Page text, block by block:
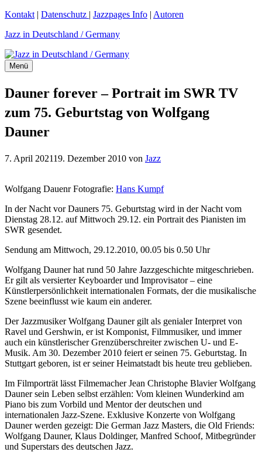
Zum
springen
Kontakt | Datenschutz | Jazzpages Info | Autoren
Jazz in Deutschland / Germany
Menü
Dauner forever – Portrait im SWR TV
zum 75. Geburtstag von Wolfgang
Dauner
7. April 202119. Dezember 2010 von Jazz
Wolfgang Dauenr Fotografie: Hans Kumpf
In der Nacht vor Dauners 75. Geburtstag wird in der Nacht vom
Dienstag 28.12. auf Mittwoch 29.12. ein Portrait des Pianisten im
SWR gesendet.
Sendung am Mittwoch, 29.12.2010, 00.05 bis 0.50 Uhr
Wolfgang Dauner hat rund 50 Jahre Jazzgeschichte mitgeschrieben.
Er gilt als versierter Keyboarder und Improvisator – eine
Künstlerpersönlichkeit internationalen Formats, der die musikalische
Szene beeinflusst wie kaum ein anderer.
Der Jazzmusiker Wolfgang Dauner gilt als genialer Interpret von
Ravel und Gershwin, er ist Komponist, Filmmusiker, und immer
auch ein künstlerischer Grenzüberschreiter zwischen U- und E-
Musik. Am 30. Dezember 2010 feiert er seinen 75. Geburtstag. In
Stuttgart geboren, ist er seiner Heimatstadt bis heute treu geblieben.
Im Filmporträt lässt Filmemacher Jean Christophe Blavier Wolfgang
Dauner sein Leben selbst erzählen: Vom kleinen Wunderkind am
Piano bis zum Vorbild und Mentor der deutschen und
internationalen Jazz-Szene. Exklusive Konzerte von Wolfgang
Dauner werden gezeigt: Die German Jazz Masters, die Old Friends:
Wolfgang Dauner, Klaus Doldinger, Manfred Schoof, Mitbegründer
und Superstars des deutschen Jazz.